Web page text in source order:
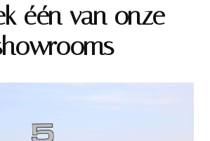
één van onze